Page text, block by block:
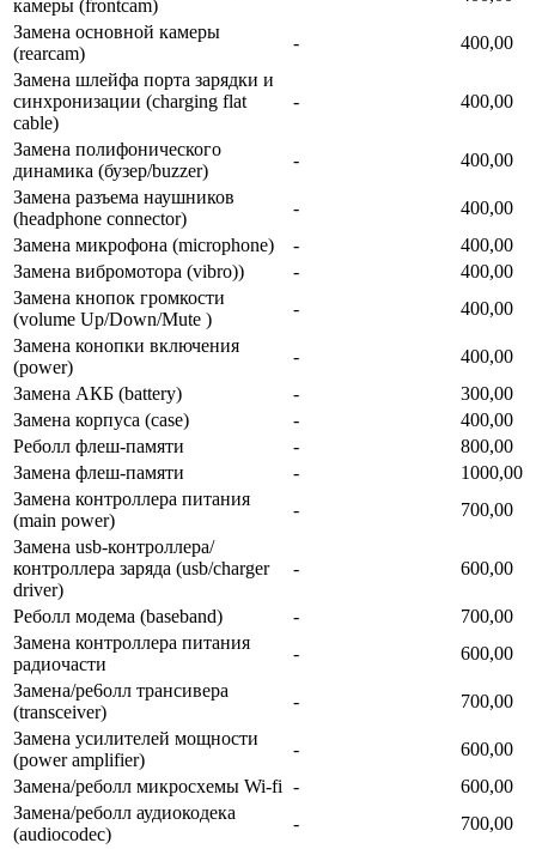
камеры (frontcam)
Замена основной камеры
(rearcam)
-
400,00
Замена шлейфа порта зарядки и
синхронизации (charging flat
cable)
- 400,00
Замена полифонического
динамика (бузер/buzzer)
-
400,00
Замена разъема наушников
(headphone connector)
-
400,00
Замена микрофона (microphone)
-
400,00
Замена вибромотора (vibro))
-
400,00
Замена кнопок громкости
(volume Up/Down/Mute )
-
400,00
Замена конопки включения
(power)
-
400,00
Замена АКБ (battery)
-
300,00
Замена корпуса (сase)
-
400,00
Реболл флеш-памяти
-
800,00
Замена флеш-памяти
-
1000,00
Замена контроллера питания
(main power)
-
700,00
Замена usb-контроллерa/
контроллера заряда (usb/charger
driver)
- 600,00
Реболл модема (baseband) -
700,00
Замена контроллера питания
радиочасти
-
600,00
Замена/ре6олл трансивера
(transceiver)
-
700,00
Замена усилителей мощности
(power amplifier)
-
600,00
Замена/реболл микросхемы Wi-fi -
600,00
Замена/реболл аудиокодека
(audiocodec)
-
700,00